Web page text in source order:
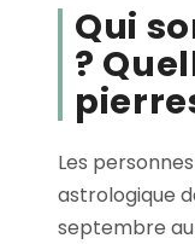
Qui
?
Les
astrologique
septembre